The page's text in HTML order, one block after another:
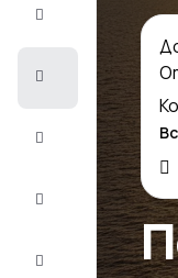
Почивки
2026/27